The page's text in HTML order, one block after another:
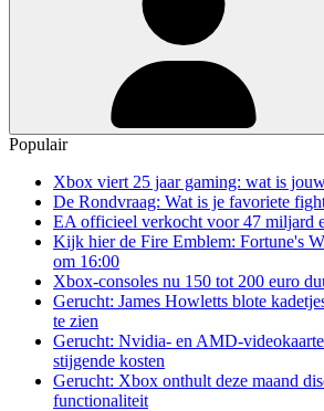
Populair
Xbox viert 25 jaar gaming: wat is
De Rondvraag: Wat is je favoriete
EA officieel verkocht voor 47 miljard
Kijk hier de Fire Emblem: Fortune's
om 16:00
Xbox-consoles nu 150 tot 200 euro
Gerucht: James Howletts blote
te zien
Gerucht: Nvidia- en AMD-
stijgende kosten
Gerucht: Xbox onthult deze maand
functionaliteit